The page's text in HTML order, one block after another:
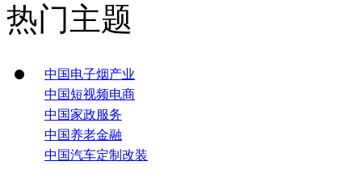
热门主题
中国电子烟产业
中国短视频电商
中国家政服务
中国养老金融
中国汽车定制改装